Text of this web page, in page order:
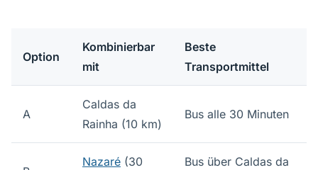
Option
Kombinierbar
mit
Beste
Transportmittel
A
Caldas da
Rainha (10 km)
Bus alle 30 Minuten
Nazaré (30 Bus über Caldas da